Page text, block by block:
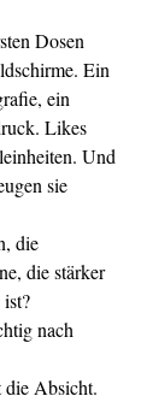
Dosen
Ein
ein
Likes
Und
sie
die
die stärker
nach
die Absicht.